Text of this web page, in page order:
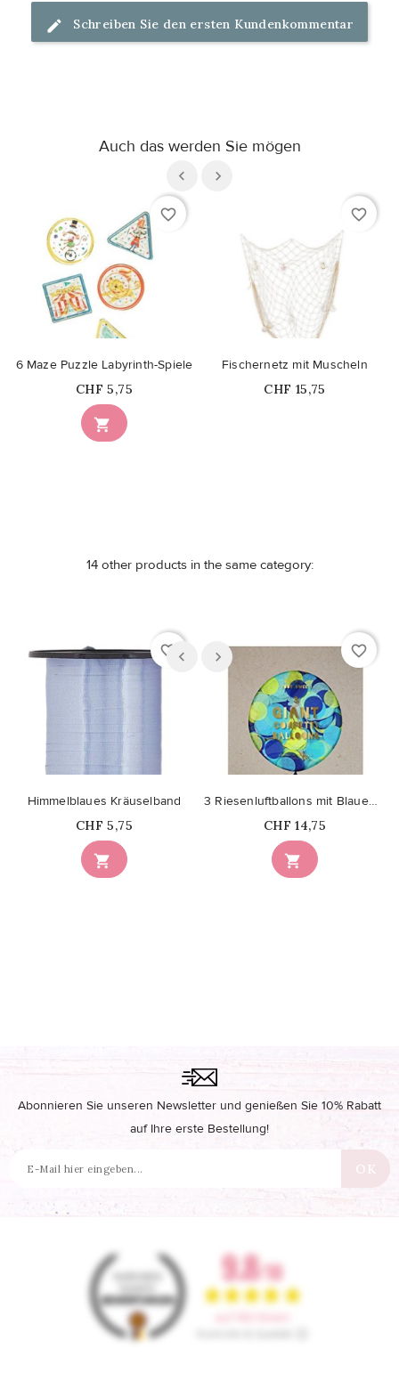
Schreiben Sie den ersten Kundenkommentar
Auch das werden Sie mögen
favorite_border

6 Maze Puzzle Labyrinth-Spiele
Price
CHF 5,75
favorite_border
Fischernetz mit Muscheln
Price
CHF 15,75
14 other products in the same category:
favorite_border

Himmelblaues Kräuselband
Price
CHF 5,75
favorite_border

3 Riesenluftballons mit Blauem Konfetti
Price
CHF 14,75
Abonnieren Sie unseren Newsletter und genießen Sie 10% Rabatt
auf Ihre erste Bestellung!